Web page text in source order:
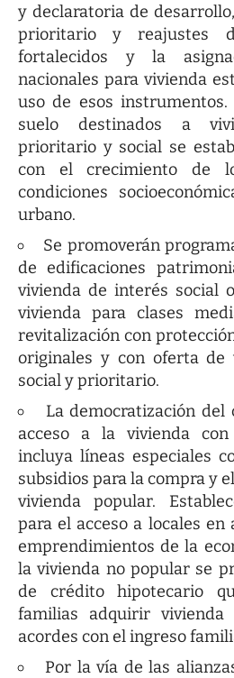
y declaratoria de
prioritario y reajustes
fortalecidos y la
nacionales para vivienda
uso de esos
suelo destinados a
prioritario y social se
con el crecimiento de
condiciones
urbano.
Se promoverán
de edificaciones
vivienda de interés social
vivienda para clases
revitalización con
originales y con oferta de
social y prioritario.
La democratización
acceso a la vivienda
incluya líneas especiales
subsidios para la compra y
vivienda popular.
para el acceso a locales
emprendimientos de la
la vivienda no popular se
de crédito hipotecario
familias adquirir
acordes con el ingreso
Por la vía de las